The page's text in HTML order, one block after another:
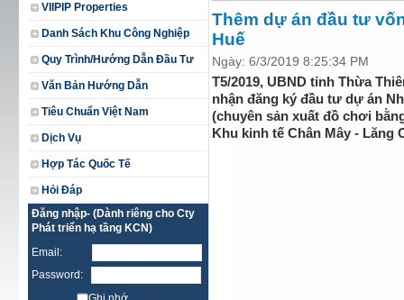
VIIPIP Properties
Danh Sách Khu Công Nghiệp
Quy Trình/Hướng Dẫn Đầu Tư
Văn Bản Hướng Dẫn
Tiêu Chuẩn Việt Nam
Dịch Vụ
Hợp Tác Quốc Tế
Hỏi Đáp
Đăng nhập- (Dành riêng cho Cty
Phát triển hạ tầng KCN)
Email:
Password:
Thêm dự án đầu tư
Huế
Ngày: 6/3/2019 8:25:34 PM
T5/2019, UBND tỉnh Thừa
nhận đăng ký đầu tư dự án
(chuyên sản xuất đồ chơi
Khu kinh tế Chân Mây - Lăng